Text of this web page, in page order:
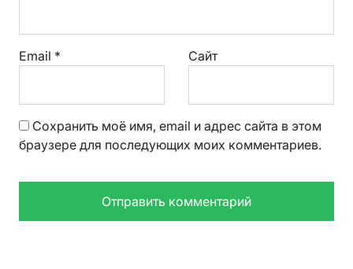
Email * Сайт
Сохранить моё имя, email и адрес сайта в этом
браузере для последующих моих комментариев.